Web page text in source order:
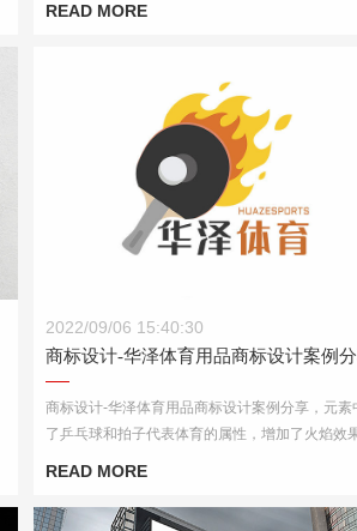
READ MORE
商标设计-华泽体育用品商标设计案例分享
2022/09/06 15:40:30
商标设计-华泽体育用品商标设计案例
商标设计-华泽体育用品商标设计案例分享，元素
了乒乓球和拍子代表体育的属性，增加了火焰效
READ MORE